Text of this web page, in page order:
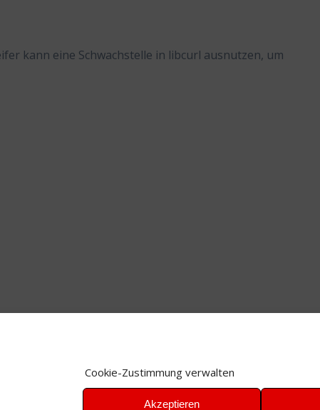
Cookie-Zustimmung verwalten
Akzeptieren
kann eine Schwachstelle in libcurl ausnutzen, um